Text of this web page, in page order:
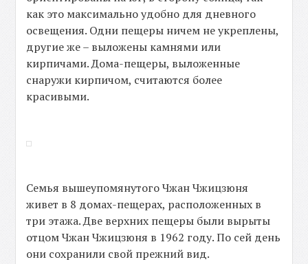
как это максимально удобно для дневного
освещения. Одни пещеры ничем не укреплены,
другие же – выложены камнями или
кирпичами. Дома-пещеры, выложенные
снаружи кирпичом, считаются более
красивыми.
Семья вышеупомянутого Чжан Чжицзюня
живет в 8 домах-пещерах, расположенных в
три этажа. Две верхних пещеры были вырыты
отцом Чжан Чжицзюня в 1962 году. По сей день
они сохранили свой прежний вид.